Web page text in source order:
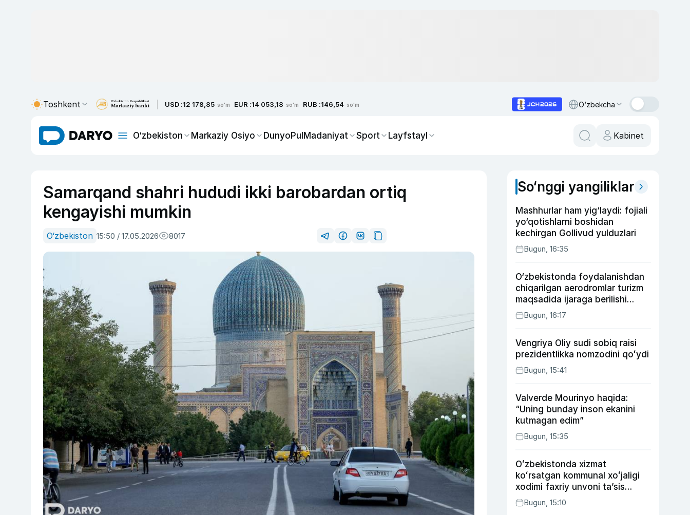
Toshkent USD :12 178,85 so'm EUR :14 053,18 so'm RUB :146,54 so'm O‘zbekcha
O‘zbekiston Markaziy Osiyo DunyoPulMadaniyat Sport Layfstayl Kabinet
Samarqand shahri hududi ikki barobardan ortiq
kengayishi mumkin
O‘zbekiston 15:50 / 17.05.2026 8017
So‘nggi yangiliklar
Mashhurlar ham yig‘laydi: fojiali
yo‘qotishlarni boshidan
kechirgan Gollivud yulduzlari
Bugun, 16:35
O‘zbekistonda foydalanishdan
chiqarilgan aerodromlar turizm
maqsadida ijaraga berilishi
mumkin
Bugun, 16:17
Vengriya Oliy sudi sobiq raisi
prezidentlikka nomzodini qoʻydi
Bugun, 15:41
Valverde Mourinyo haqida:
“Uning bunday inson ekanini
kutmagan edim”
Bugun, 15:35
Oʻzbekistonda xizmat
koʻrsatgan kommunal xoʻjaligi
xodimi faxriy unvoni taʼsis
etilishi mumkin
Bugun, 15:10